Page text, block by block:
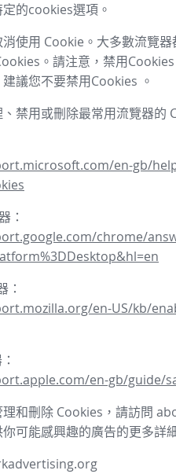
的cookies選項。
使用 Cookie。大多數流覽
。請注意，禁用
議您不要禁用Cookies 。
禁用或刪除最常用流覽器的
en-gb/
：
chrome/
：
en-US/kb/
en-gb/guide/
理和刪除 Cookies，請訪問
可能感興趣的廣告的更多詳